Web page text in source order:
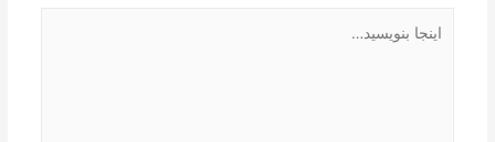
بنویسید…